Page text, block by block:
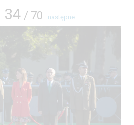
34 / 70 następne